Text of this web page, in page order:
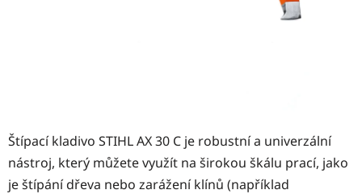
Štípací kladivo STIHL AX 30 C je robustní a univerzální
nástroj, který můžete využít na širokou škálu prací, jako
je štípání dřeva nebo zarážení klínů (například